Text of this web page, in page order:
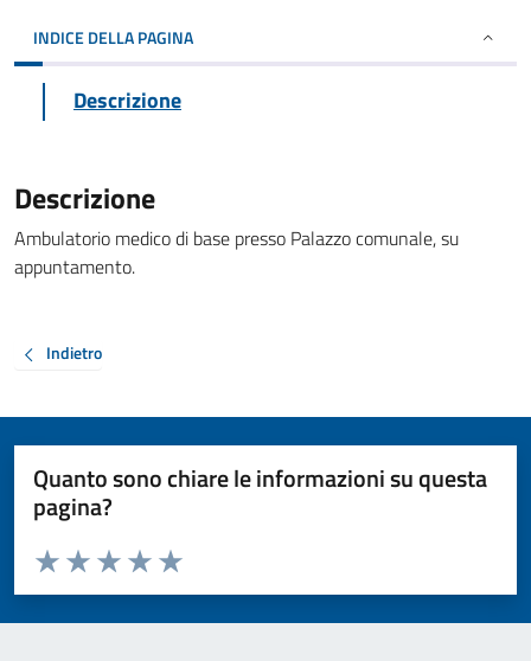
INDICE DELLA PAGINA
Descrizione
Descrizione
Ambulatorio medico di base presso Palazzo comunale, su
appuntamento.
Indietro
Quanto sono chiare le informazioni su questa
pagina?
Valuta da 1 a 5 stelle la pagina
Valuta 5 stelle su 5
Valuta 4 stelle su 5
Valuta 3 stelle su 5
Valuta 2 stelle su 5
Valuta 1 stelle su 5